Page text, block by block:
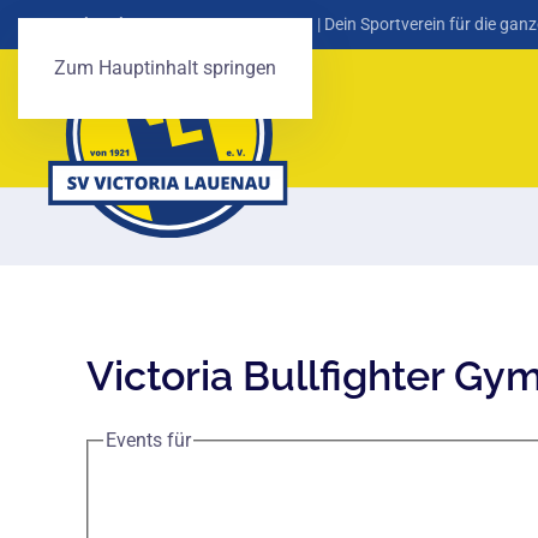
Zum Hauptinhalt springen
SV Victoria Lauenau von 1921 e. V. | Dein Sportverein für die
Victoria Bullfighter
Events für